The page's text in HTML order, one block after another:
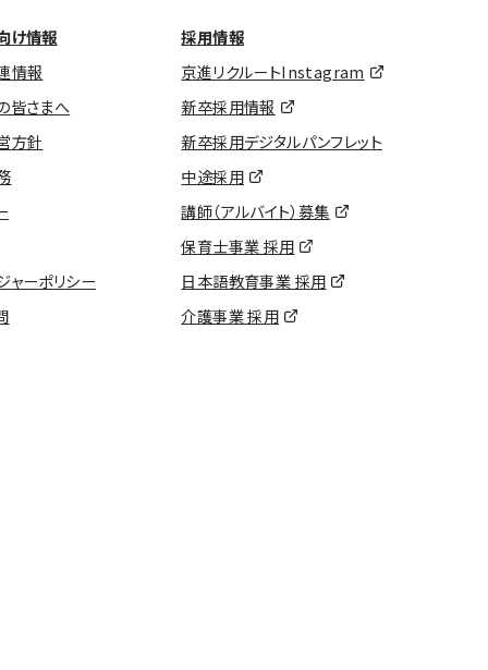
け情報
情報
皆さまへ
方針
ャーポリシー
採用情報
京進リクルートInstagram
新卒採用情報
新卒採用デジタルパンフレット
中途採用
講師（アルバイト）募集
保育士事業 採用
日本語教育事業 採用
介護事業 採用